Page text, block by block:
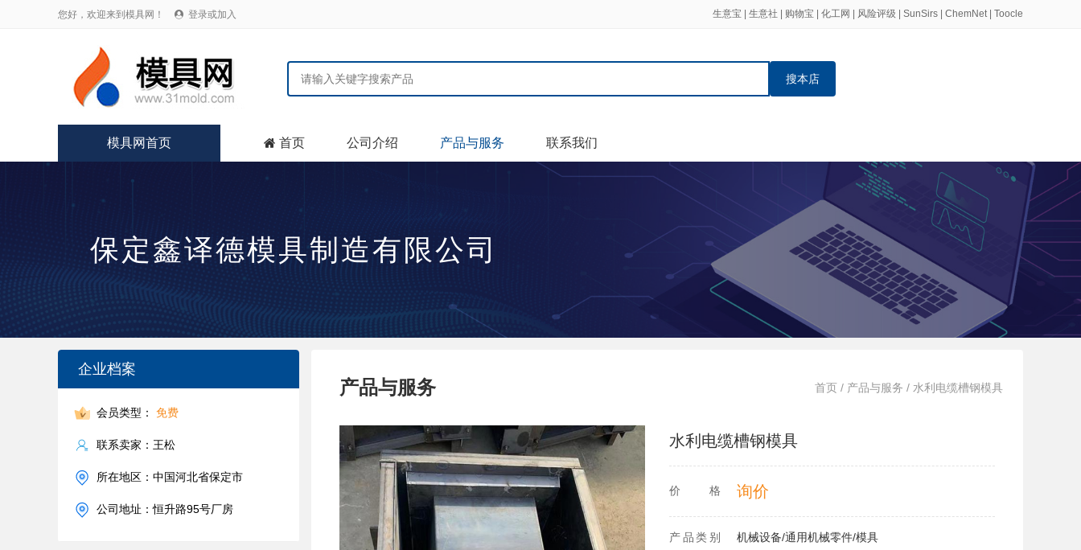
您好，欢迎来到模具网！  登录或加入 生意宝 生意社 购物宝 化工网 风险评级 SunSirs ChemNet| Toocle
搜本店
模具网首页  首页 公司介绍 产品与服务 联系我们
保定鑫译德模具制造有限公司
企业档案
会员类型： 免费
联系卖家：王松
所在地区：中国河北省保定市
公司地址：恒升路95号厂房
首页 / 产品与服务 / 水利电缆槽钢模具
产品与服务
水利电缆槽钢模具
价格 询价
产品类别
机械设备/通用机械零件/模具